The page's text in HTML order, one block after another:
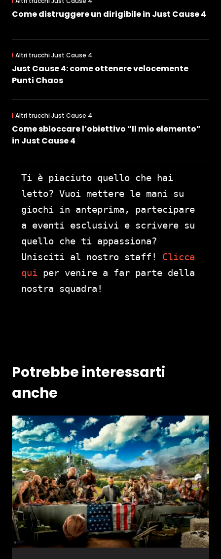
Come distruggere un dirigibile in Just Cause 4
Altri trucchi Just Cause 4
Just Cause 4: come ottenere velocemente
Punti Chaos
Altri trucchi Just Cause 4
Come sbloccare l’obiettivo “Il mio elemento”
in Just Cause 4
Ti è piaciuto quello che hai
letto? Vuoi mettere le mani su
giochi in anteprima, partecipare
a eventi esclusivi e scrivere su
quello che ti appassiona?
Unisciti al nostro staff! Clicca
qui per venire a far parte della
nostra squadra!
Potrebbe interessarti
anche